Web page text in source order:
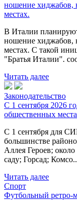
ношение хиджабов,
местах.
В Италии
ношение хиджабов,
местах. С такой
"Братья Италии".
Читать далее
Законодательство
С 1 сентября 2026
общественных
С 1 сентября для
большинстве
Аллея Героев;
саду; Горсад; Комсо..
Читать далее
Спорт
Футбольный ретро-